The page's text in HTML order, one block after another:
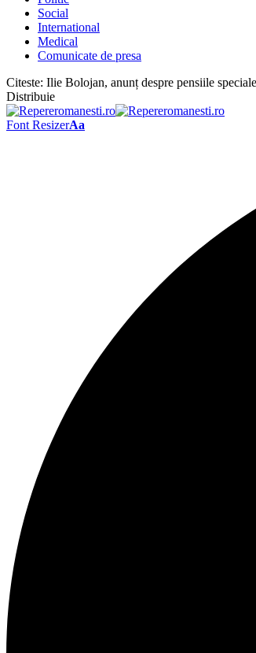
Social
International
Medical
Comunicate de presa
Citeste: Ilie Bolojan, anunț despre pensiile
Distribuie
Font ResizerAa